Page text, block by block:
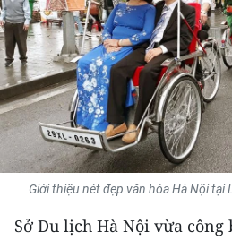
Y TẾ
KHOA HỌC - CÔNG NGHỆ
MÔI TRƯỜNG
BẠN ĐỌC
KIỂM CHỨNG THÔNG TIN
TRI THỨC CHUYÊN SÂU
Giới thiệu nét đẹp văn hóa Hà Nội tại
Sở Du lịch Hà Nội vừa công